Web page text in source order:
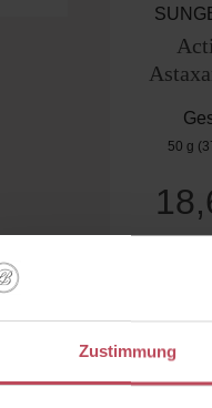
Zustimmung
50 g